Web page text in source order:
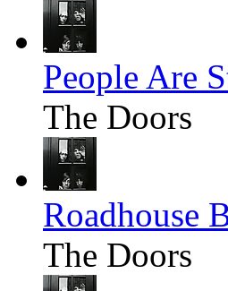
People Are
The Doors
Roadhouse
The Doors